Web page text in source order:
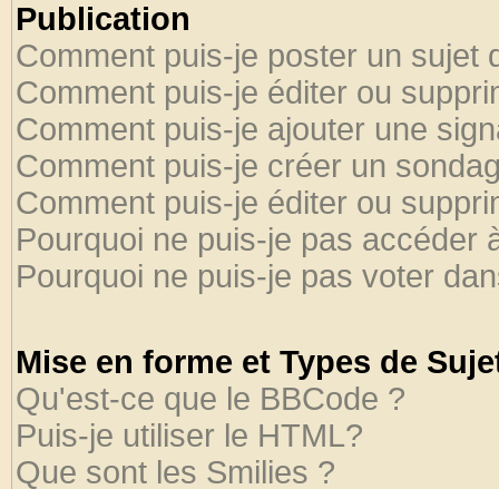
Publication
Comment puis-je poster un sujet
Comment puis-je éditer ou
Comment puis-je ajouter une
Comment puis-je créer un
Comment puis-je éditer ou
Pourquoi ne puis-je pas accéder
Pourquoi ne puis-je pas voter
Mise en forme et Types de
Qu'est-ce que le BBCode ?
Puis-je utiliser le HTML?
Que sont les Smilies ?